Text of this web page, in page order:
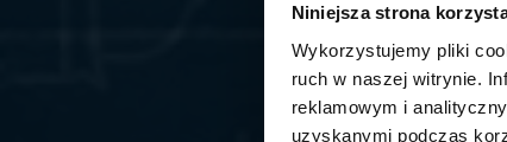
Niniejsza strona
Wykorzystujemy pliki
ruch w naszej witrynie.
reklamowym i
uzyskanymi podczas